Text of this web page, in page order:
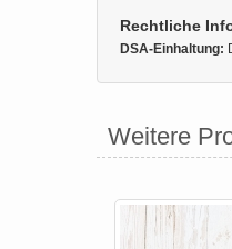
Rechtliche
DSA-Einhaltung:
Weitere